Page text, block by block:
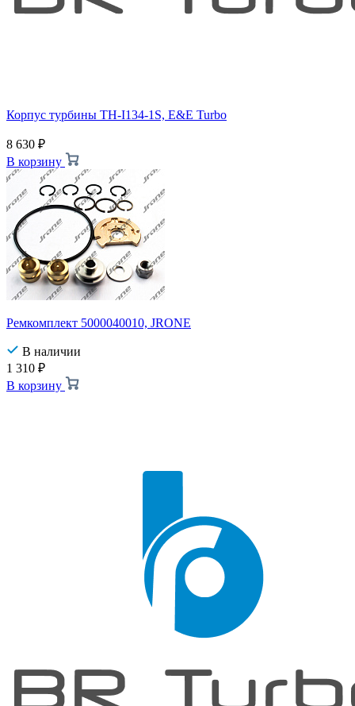
Корпус турбины TH-I134-1S, E&E Turbo
8 630 ₽
В корзину
Ремкомплект 5000040010, JRONE
В наличии
1 310 ₽
В корзину